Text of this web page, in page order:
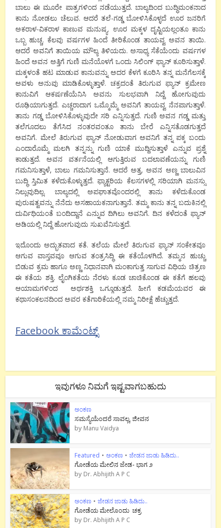
ಬಾಲು ಈ ಮೂರೇ ಪಾತ್ರಗಳಿಂದ ನಡೆಯುತ್ತದೆ. ಬಾಲ್ಯದಿಂದ ಬುದ್ಧಿಮಂಕನಾದ
ಕಾನು ನೋಡಲು ಚೆಲುವ. ಆದರೆ ತಲೆ-ಗಡ್ಡ ಬೋಳಿಸಿಕೊಳ್ಳದೆ ಊರ ಜನರಿಗೆ
ಅಕರಾಳ-ವಿಕರಾಳ ಕಾಣುವ ಮನುಷ್ಯ. ಊರ ಮಕ್ಕಳ ದೃಷ್ಟಿಯಲ್ಲಂತೂ ಕಾನು
ಒಬ್ಬ ಹುಚ್ಚ. ಕೆಲವು ವರ್ಷಗಳ ಹಿಂದೆ ತೀರಿಕೊಂಡ ತಾಯವ್ವ ಅವನ ತಾಯಿ.
ಆದರೆ ಅವನಿಗೆ ತಾಯಿಯ ಮೌಲ್ಯ ತಿಳಿಯದು. ಅಸಾಧ್ಯ ಸೆಕೆಯೆಂದು ವರ್ಷಗಳ
ಹಿಂದೆ ಅವನ ಅತ್ತಿಗೆ ಗುಣಿ ಮನೆಯೊಳಗೆ ಒಂದು ಸಿಲಿಂಗ್ ಫ್ಯಾನ್ ಕೂರಿಸುತ್ತಾಳೆ.
ಮಕ್ಕಳಂತೆ ಹಟ ಮಾಡುವ ಕಾನುವನ್ನು ಅದರ ಕೆಳಗೆ ಕೂರಿಸಿ ತನ್ನ ಮನೆಗೆಲಸಕ್ಕೆ
ಅವಳು ಅನುವು ಮಾಡಿಕೊಳ್ಳುತ್ತಾಳೆ. ಚಕ್ರದಂತೆ ತಿರುಗುವ ಫ್ಯಾನ್ ಕ್ರಮೇಣ
ಕಾನುವಿಗೆ ಆಕರ್ಷಣೆಯೆನಿಸಿ ಅವನು ಸುಲಭವಾಗಿ ನಿದ್ದೆ ಹೋಗುವುದು
ರೂಢಿಯಾಗುತ್ತದೆ. ಎಚ್ಚರಾದಾಗ ಒಮ್ಮೊಮ್ಮೆ ಅವನಿಗೆ ತಾಯವ್ವ ನೆನಪಾಗುತ್ತಾಳೆ.
ತಾನು ಗಡ್ಡ ಬೋಳಿಸಿಕೊಳ್ಳುವುದೇ ಸರಿ ಎನ್ನಿಸುತ್ತದೆ. ಗುಣಿ ಅವನ ಗಡ್ಡ ಮತ್ತು
ತಲೆಗೂದಲು ತೆಗೆಸಿದ ನಂತರವಂತೂ ತಾನು ಬೇರೆ ಎನ್ನಿಸತೊಡಗುತ್ತದೆ
ಅವನಿಗೆ. ಮೇಲೆ ತಿರುಗುವ ಫ್ಯಾನ್ ನೋಡುವಾಗ ಅವನಿಗೆ ತನ್ನ ಪಕ್ಕ ಬಂದು
ಎಂದಾರೊಮ್ಮೆ ಮಲಗಿ ತನ್ನನ್ನು ಗುಣಿ ಯಾಕೆ ಮುದ್ದಿಸುತ್ತಾಳೆ ಎನ್ನುವ ಪ್ರಶ್ನೆ
ಕಾಡುತ್ತದೆ. ಅವನ ವರ್ತನೆಯಲ್ಲಿ ಆಗುತ್ತಿರುವ ಬದಲಾವಣೆಯನ್ನು ಗುಣಿ
ಗಮನಿಸುತ್ತಾಳೆ, ಬಾಲು ಗಮನಿಸುತ್ತಾನೆ. ಆದರೆ ಅತ್ತ, ಅವನ ಅಣ್ಣ ಬಾಲುವಿನ
ಬುದ್ಧಿ ಸ್ತಿಮಿತ ಕಳೆದುಕೊಳ್ಳುತ್ತದೆ. ಫ್ಯಾಕ್ಟರಿಯ ಕೆಲಸಗಳಲ್ಲಿ ಸರಿಯಾಗಿ ಮನಸ್ಸು
ನಿಲ್ಲುವುದಿಲ್ಲ. ಬಾಲ್ಯದಲ್ಲಿ ಅಪಘಾತವೊಂದರಲ್ಲಿ ತಾನು ಕಳೆದುಕೊಂಡ
ಪುರುಷತ್ವವನ್ನು ನೆನೆದು ಅಸಹಾಯಕನಾಗುತ್ತಾನೆ. ತಮ್ಮ ಕಾನು ತನ್ನ ಬದುಕಿನಲ್ಲಿ
ದುರ್ವಿಧಿಯಂತೆ ಬಂದಿದ್ದಾನೆ ಎನ್ನುವ ದಿಗಿಲು ಅವನಿಗೆ. ದಿನ ಕಳೆದಂತೆ ಫ್ಯಾನ್
ಅಡಿಯಲ್ಲಿ ನಿದ್ದೆ ಹೋಗುವುದು ಸುಖವೆನಿಸುತ್ತದೆ.
ಇದೊಂದು ಅದ್ಭುತವಾದ ಕತೆ. ತಲೆಯ ಮೇಲೆ ತಿರುಗುವ ಫ್ಯಾನ್ ಸಂಕೇತವೂ
ಆಗುವ ವಾಸ್ತವವೂ ಆಗುವ ತಂತ್ರಸಿದ್ಧಿ ಈ ಕತೆಯೊಳಗಿದೆ. ತಮ್ಮನ ಹುಚ್ಚು
ಬಿಡುವ ಕ್ರಮ ಹಾಗೂ ಅಣ್ಣ ನಿಧಾನವಾಗಿ ಮಂಕಾಗುತ್ತ ಸಾಗುವ ವಿಧಿಯ ಚಿತ್ರಣ
ಈ ಕತೆಯ ಶಕ್ತಿ. ಲೈಂಗಿಕತೆಯ ನೆರಳು ಕೂಡ ಚಾಚಿಕೊಂಡ ಈ ಕತೆಗೆ ಹಲವು
ಆಯಾಮಗಳಿಂದ ಅರ್ಥಶಕ್ತಿ ಒಗ್ಗೂಡುತ್ತದೆ. ಹೀಗೆ ಕಡಮೆಯವರ ಈ
ಕಥಾಸಂಕಲನದಿಂದ ಅವರ ಕತೆಗಾರಿಕೆಯಲ್ಲಿ ನಮ್ಮ ನಿರೀಕ್ಷೆ ಹೆಚ್ಚುತ್ತದೆ.
Facebook ಕಾಮೆಂಟ್ಸ್
ಇವುಗಳೂ ನಿಮಗೆ ಇಷ್ಟವಾಗಬಹುದು
ಅಂಕಣ
ಸಮಸ್ಯೆಯೆಂದರೆ ಸಾವಲ್ಲ, ಜೀವನ
by Manu Vaidya
Featured • ಅಂಕಣ • ಜೇಡನ ಜಾಡು ಹಿಡಿದು..
ಗೋಡೆಯ ಮೇಲಿನ ಜೇಡ- ಭಾಗ ೨
by Dr. Abhijith A P C
ಅಂಕಣ • ಜೇಡನ ಜಾಡು ಹಿಡಿದು..
ಗೋಡೆಯ ಮೇಲೊಂದು ಚಕ್ರ
by Dr. Abhijith A P C